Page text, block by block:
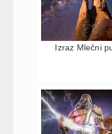
Izraz Mlečni